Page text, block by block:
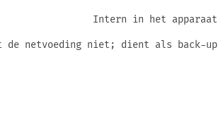
Intern in het apparaat
de netvoeding niet; dient als back-up